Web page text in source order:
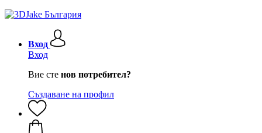
Вход
Вход
Вие сте нов потребител?
Създаване на профил